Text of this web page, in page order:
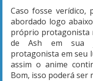
Caso fosse verídico,
abordado logo
próprio protagonista
de Ash em sua
protagonista em seu
assim o anime
Bom, isso poderá ser